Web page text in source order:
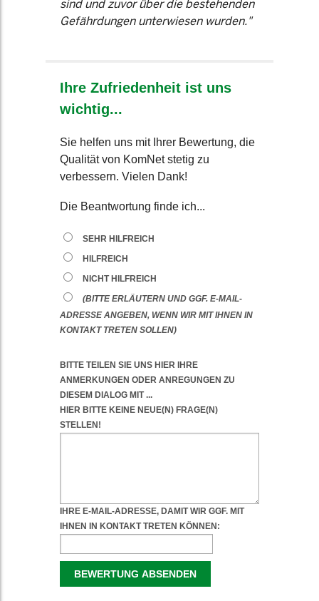
sind und zuvor über die bestehenden
Gefährdungen unterwiesen wurden."